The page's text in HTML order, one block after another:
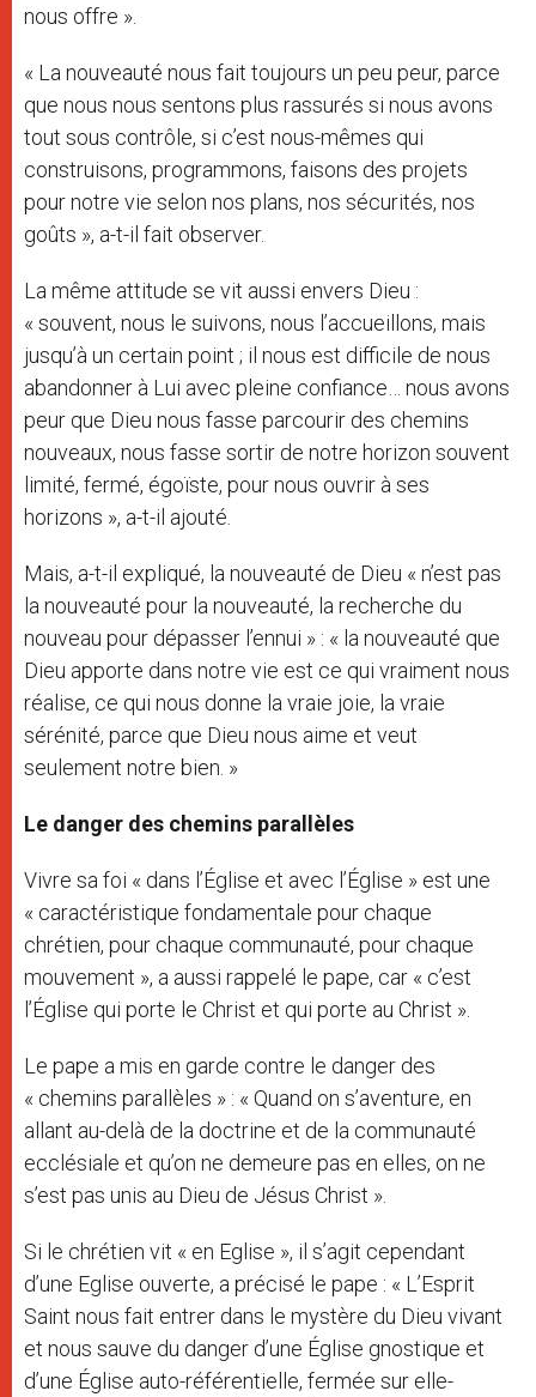
nous offre ».
« La nouveauté nous fait toujours un peu peur, parce
que nous nous sentons plus rassurés si nous avons
tout sous contrôle, si c’est nous-mêmes qui
construisons, programmons, faisons des projets
pour notre vie selon nos plans, nos sécurités, nos
goûts », a-t-il fait observer.
La même attitude se vit aussi envers Dieu :
« souvent, nous le suivons, nous l’accueillons, mais
jusqu’à un certain point ; il nous est difficile de nous
abandonner à Lui avec pleine confiance… nous avons
peur que Dieu nous fasse parcourir des chemins
nouveaux, nous fasse sortir de notre horizon souvent
limité, fermé, égoïste, pour nous ouvrir à ses
horizons », a-t-il ajouté.
Mais, a-t-il expliqué, la nouveauté de Dieu « n’est pas
la nouveauté pour la nouveauté, la recherche du
nouveau pour dépasser l’ennui » : « la nouveauté que
Dieu apporte dans notre vie est ce qui vraiment nous
réalise, ce qui nous donne la vraie joie, la vraie
sérénité, parce que Dieu nous aime et veut
seulement notre bien. »
Le danger des chemins parallèles
Vivre sa foi « dans l’Église et avec l’Église » est une
« caractéristique fondamentale pour chaque
chrétien, pour chaque communauté, pour chaque
mouvement », a aussi rappelé le pape, car « c’est
l’Église qui porte le Christ et qui porte au Christ ».
Le pape a mis en garde contre le danger des
« chemins parallèles » : « Quand on s’aventure, en
allant au-delà de la doctrine et de la communauté
ecclésiale et qu’on ne demeure pas en elles, on ne
s’est pas unis au Dieu de Jésus Christ ».
Si le chrétien vit « en Eglise », il s’agit cependant
d’une Eglise ouverte, a précisé le pape : « L’Esprit
Saint nous fait entrer dans le mystère du Dieu vivant
et nous sauve du danger d’une Église gnostique et
d’une Église auto-référentielle, fermée sur elle-